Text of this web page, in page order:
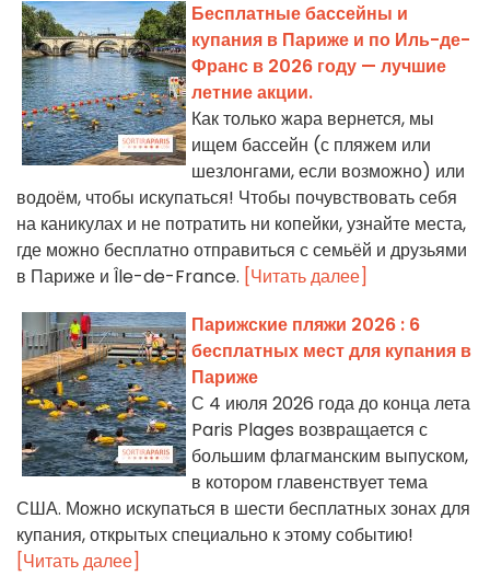
Бесплатные бассейны и
купания в Париже и по Иль-де-
Франс в 2026 году — лучшие
летние акции.
Как только жара вернется, мы
ищем бассейн (с пляжем или
шезлонгами, если возможно) или
водоём, чтобы искупаться! Чтобы почувствовать себя
на каникулах и не потратить ни копейки, узнайте места,
где можно бесплатно отправиться с семьёй и друзьями
в Париже и Île-de-France. [Читать далее]
Парижские пляжи 2026 : 6
бесплатных мест для купания в
Париже
С 4 июля 2026 года до конца лета
Paris Plages возвращается с
большим флагманским выпуском,
в котором главенствует тема
США. Можно искупаться в шести бесплатных зонах для
купания, открытых специально к этому событию!
[Читать далее]